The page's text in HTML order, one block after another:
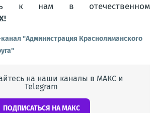
к нам в отечественном
"Администрация Краснолиманского
на наши каналы в МАКС и
Telegram
ПОДПИСАТЬСЯ НА МАКС